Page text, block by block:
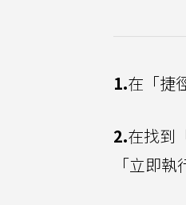
1.在「捷
2.在找到
「立即